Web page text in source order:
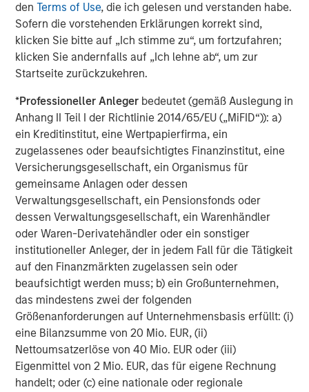
denTerms of Use, die ich gelesen und verstanden habe.
Sofern die vorstehenden Erklärungen korrekt sind,
klicken Sie bitte auf „Ich stimme zu“, um fortzufahren;
klicken Sie andernfalls auf „Ich lehne ab“, um zur
Startseite zurückzukehren.
*Professioneller Anleger bedeutet (gemäß Auslegung in
Anhang II Teil I der Richtlinie 2014/65/EU („MiFID“)): a)
ein Kreditinstitut, eine Wertpapierfirma, ein
zugelassenes oder beaufsichtigtes Finanzinstitut, eine
Versicherungsgesellschaft, ein Organismus für
gemeinsame Anlagen oder dessen
Verwaltungsgesellschaft, ein Pensionsfonds oder
dessen Verwaltungsgesellschaft, ein Warenhändler
oder Waren-Derivatehändler oder ein sonstiger
institutioneller Anleger, der in jedem Fall für die Tätigkeit
auf den Finanzmärkten zugelassen sein oder
beaufsichtigt werden muss; b) ein Großunternehmen,
das mindestens zwei der folgenden
Größenanforderungen auf Unternehmensbasis erfüllt: (i)
eine Bilanzsumme von 20 Mio. EUR, (ii)
Nettoumsatzerlöse von 40 Mio. EUR oder (iii)
Eigenmittel von 2 Mio. EUR, das für eigene Rechnung
handelt; oder (c) eine nationale oder regionale
Note: USD-based performance. Source: Bloomberg. Data as of
purposes only and are not meant to depict the performance of a
specific investment.Past performance is no guarantee of future
results.See below for index definitions.
Currency Monthly Changes versus USD
DISPLAY 2